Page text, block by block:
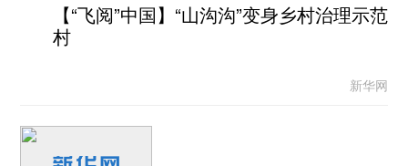
【“飞阅”中国】“山沟沟”变身乡村治理示范
村
新华网